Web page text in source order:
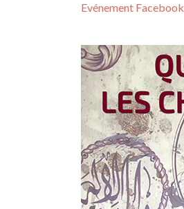
Evénement Facebook